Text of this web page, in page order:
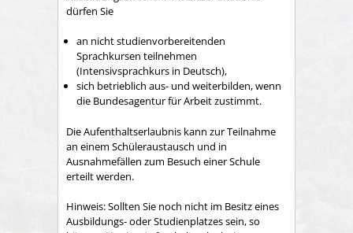
dürfen Sie
an nicht studienvorbereitenden
Sprachkursen teilnehmen
(Intensivsprachkurs in Deutsch),
sich betrieblich aus- und weiterbilden, wenn
die Bundesagentur für Arbeit zustimmt.
Die Aufenthaltserlaubnis kann zur Teilnahme
an einem Schüleraustausch und in
Ausnahmefällen zum Besuch einer Schule
erteilt werden.
Hinweis: Sollten Sie noch nicht im Besitz eines
Ausbildungs- oder Studienplatzes sein, so